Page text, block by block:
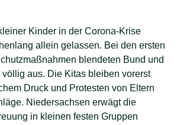
Kinder in der Corona-Krise
allein gelassen. Bei den ersten
blendeten Bund und
völlig aus. Die Kitas bleiben vorerst
Druck und Protesten von Eltern
Niedersachsen erwägt die
in kleinen festen Gruppen